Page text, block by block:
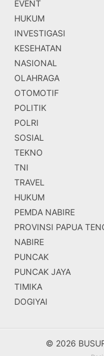
EVENT
HUKUM
INVESTIGASI
KESEHATAN
NASIONAL
OLAHRAGA
OTOMOTIF
POLITIK
POLRI
SOSIAL
TEKNO
TNI
TRAVEL
HUKUM
PEMDA NABIRE
PROVINSI PAPUA
NABIRE
PUNCAK
PUNCAK JAYA
TIMIKA
DOGIYAI
© 2026